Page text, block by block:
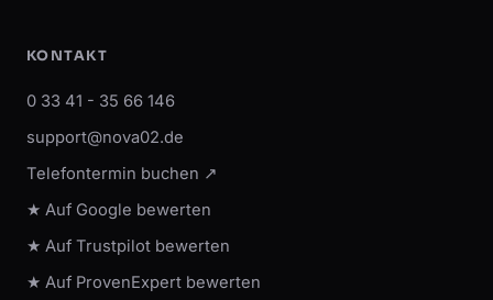
KONTAKT
0 33 41 - 35 66 146
support@nova02.de
Telefontermin buchen ↗
★ Auf Google bewerten
★ Auf Trustpilot bewerten
★ Auf ProvenExpert bewerten